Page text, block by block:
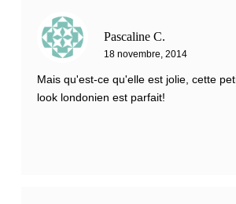
Pascaline C.
18 novembre, 2014
Mais qu'est-ce qu'elle est jolie, cette
look londonien est parfait!